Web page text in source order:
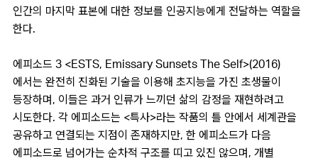
인간의 마지막 표본에 대한 정보를 인공지능에게 전달하는 역할을
한다.
에피소드 3 <ESTS, Emissary Sunsets The Self>(2016)
에서는 완전히 진화된 기술을 이용해 초지능을 가진 초생물이
등장하며, 이들은 과거 인류가 느끼던 삶의 감정을 재현하려고
시도한다. 각 에피소드는 <특사>라는 작품의 틀 안에서 세계관을
공유하고 연결되는 지점이 존재하지만, 한 에피소드가 다음
에피소드로 넘어가는 순차적 구조를 띠고 있진 않으며, 개별